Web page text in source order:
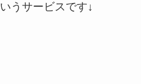
うサービスです↓